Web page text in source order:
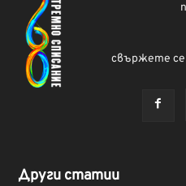
свържете се
Други статии